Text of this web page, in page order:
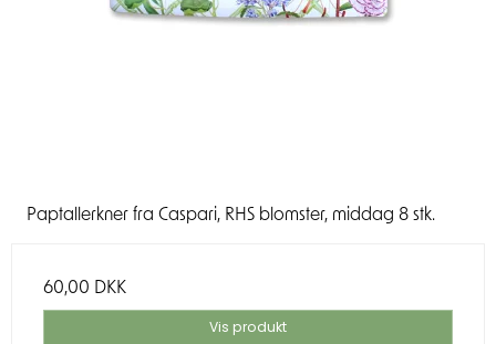
Paptallerkner fra Caspari, RHS blomster, middag 8 stk.
60,00 DKK
Vis produkt